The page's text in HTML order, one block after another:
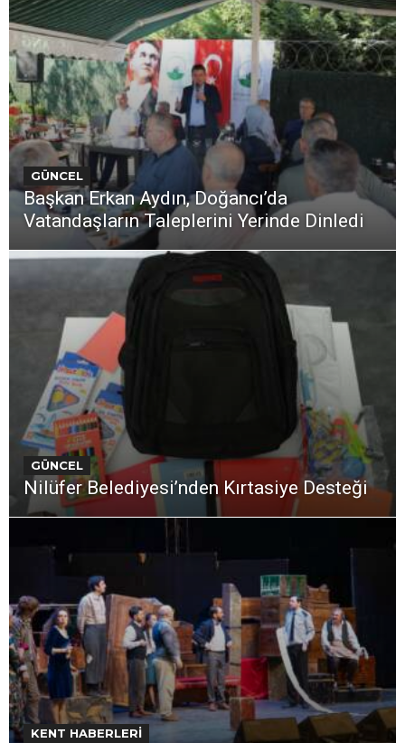
GÜNCEL
Başkan Erkan Aydın, Doğancı’da
Vatandaşların Taleplerini Yerinde Dinledi
GÜNCEL
Nilüfer Belediyesi’nden Kırtasiye Desteği
KENT HABERLERİ